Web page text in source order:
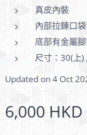
真皮內裝
內部拉鍊口袋
底部有金屬
尺寸：30(上)
Updated on 4 Oct
6,000 HKD